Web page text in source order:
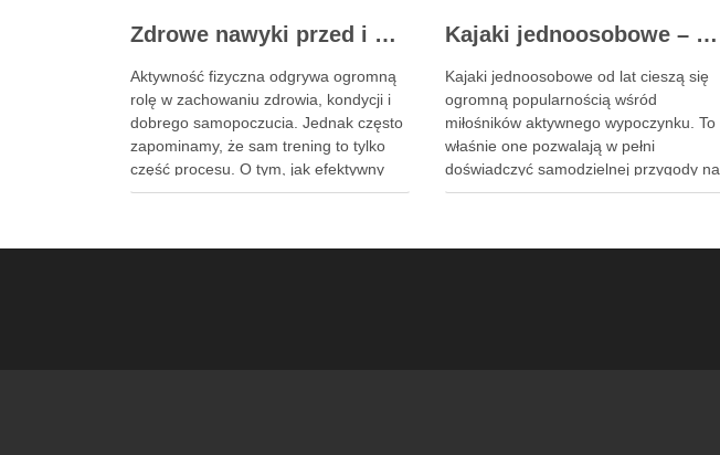
Zdrowe nawyki przed i po ćwiczeniach – co pić, aby wzmocnić organizm?
Aktywność fizyczna odgrywa ogromną
rolę w zachowaniu zdrowia, kondycji i
dobrego samopoczucia. Jednak często
zapominamy, że sam trening to tylko
część procesu. O tym, jak efektywny
będzie wysiłek, decyduje również
Kajaki jednoosobowe – swoboda, komfort i pełna kontrola na wodzie
Kajaki jednoosobowe od lat cieszą się
ogromną popularnością wśród
miłośników aktywnego wypoczynku. To
właśnie one pozwalają w pełni
doświadczyć samodzielnej przygody na
rzekach, jeziorach czy morskich